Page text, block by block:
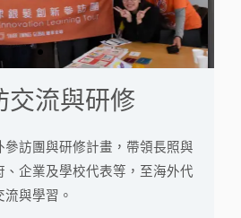
一
篇
交流與研修
參訪團與研修計畫，帶領長照與
、企業及學校代表等，至海外代
與學習。